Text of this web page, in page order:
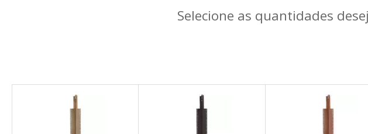
Selecione as quantidades